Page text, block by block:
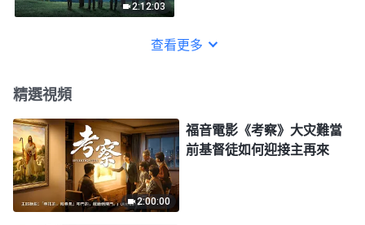
2:12:03
查看更多
精選視頻
2:00:00
福音電影《考察》大灾難當
前基督徒如何迎接主再來